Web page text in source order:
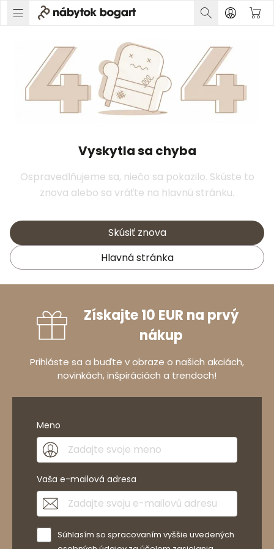
Vyskytla sa chyba
Ospravedlňujeme sa, niečo sa pokazilo. Skúste to
znova alebo sa vráťte na hlavnú stránku.
Skúsiť znova
Hlavná stránka
Získajte 10 EUR na prvý
nákup
Prihláste sa a buďte v obraze o našich akciách,
novinkách, inšpiráciách a trendoch!
Meno
Vaša e-mailová adresa
Súhlasím so spracovaním vyššie uvedených